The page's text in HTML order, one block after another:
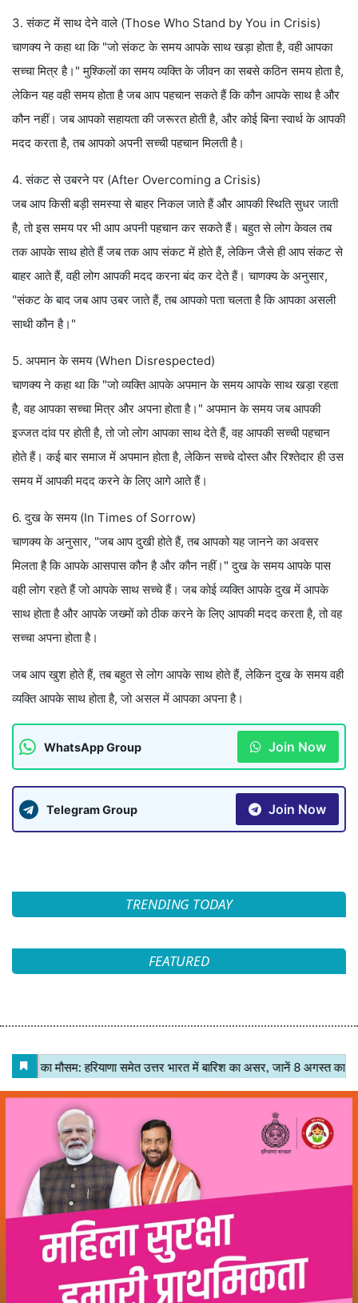
3. संकट में साथ देने वाले (Those Who Stand by You in Crisis)
चाणक्य ने कहा था कि "जो संकट के समय आपके साथ खड़ा होता है, वही आपका
सच्चा मित्र है।" मुश्किलों का समय व्यक्ति के जीवन का सबसे कठिन समय होता है,
लेकिन यह वही समय होता है जब आप पहचान सकते हैं कि कौन आपके साथ है और
कौन नहीं। जब आपको सहायता की जरूरत होती है, और कोई बिना स्वार्थ के आपकी
मदद करता है, तब आपको अपनी सच्ची पहचान मिलती है।
4. संकट से उबरने पर (After Overcoming a Crisis)
जब आप किसी बड़ी समस्या से बाहर निकल जाते हैं और आपकी स्थिति सुधर जाती
है, तो इस समय पर भी आप अपनी पहचान कर सकते हैं। बहुत से लोग केवल तब
तक आपके साथ होते हैं जब तक आप संकट में होते हैं, लेकिन जैसे ही आप संकट से
बाहर आते हैं, वही लोग आपकी मदद करना बंद कर देते हैं। चाणक्य के अनुसार,
"संकट के बाद जब आप उबर जाते हैं, तब आपको पता चलता है कि आपका असली
साथी कौन है।"
5. अपमान के समय (When Disrespected)
चाणक्य ने कहा था कि "जो व्यक्ति आपके अपमान के समय आपके साथ खड़ा रहता
है, वह आपका सच्चा मित्र और अपना होता है।" अपमान के समय जब आपकी
इज्जत दांव पर होती है, तो जो लोग आपका साथ देते हैं, वह आपकी सच्ची पहचान
होते हैं। कई बार समाज में अपमान होता है, लेकिन सच्चे दोस्त और रिश्तेदार ही उस
समय में आपकी मदद करने के लिए आगे आते हैं।
6. दुख के समय (In Times of Sorrow)
चाणक्य के अनुसार, "जब आप दुखी होते हैं, तब आपको यह जानने का अवसर
मिलता है कि आपके आसपास कौन है और कौन नहीं।" दुख के समय आपके पास
वही लोग रहते हैं जो आपके साथ सच्चे हैं। जब कोई व्यक्ति आपके दुख में आपके
साथ होता है और आपके जख्मों को ठीक करने के लिए आपकी मदद करता है, तो वह
सच्चा अपना होता है।
जब आप खुश होते हैं, तब बहुत से लोग आपके साथ होते हैं, लेकिन दुख के समय वही
व्यक्ति आपके साथ होता है, जो असल में आपका अपना है।
WhatsApp Group Join Now
Telegram Group Join Now
TRENDING TODAY
FEATURED